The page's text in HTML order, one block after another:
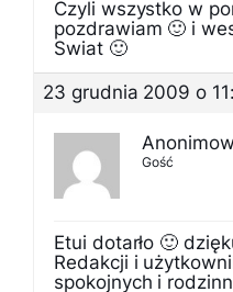
Czyli wszystko w
pozdrawiam 🙂 i
Swiat 🙂
23 grudnia 2009 o
Gość
Etui dotarło 🙂
Redakcji i
spokojnych i